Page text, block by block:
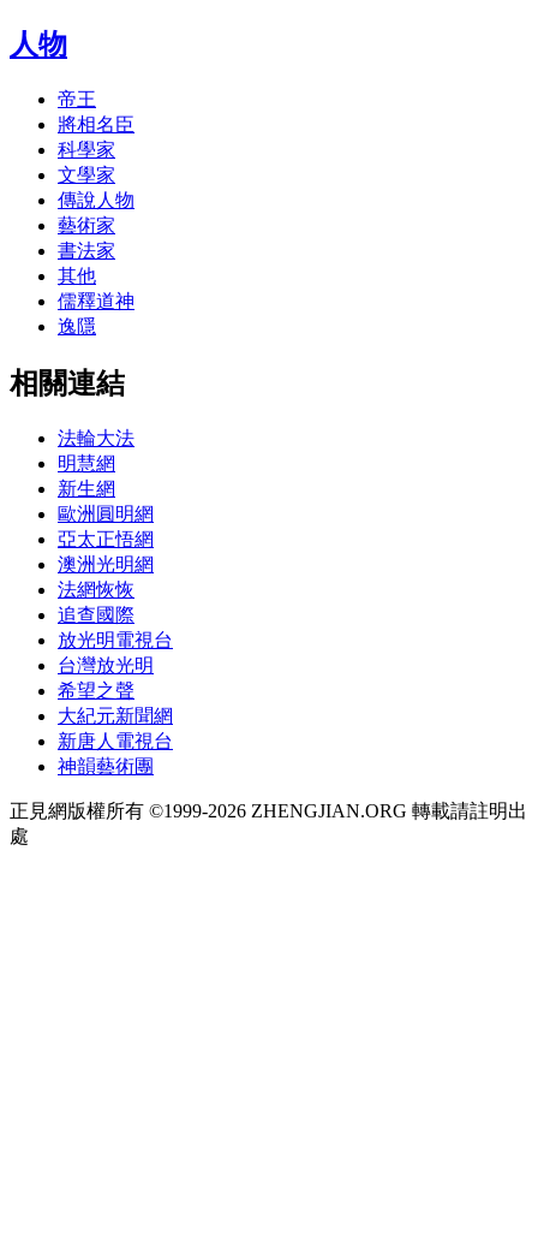
人物
帝王
將相名臣
科學家
文學家
傳說人物
藝術家
書法家
其他
儒釋道神
逸隱
相關連結
法輪大法
明慧網
新生網
歐洲圓明網
亞太正悟網
澳洲光明網
法網恢恢
追查國際
放光明電視台
台灣放光明
希望之聲
大紀元新聞網
新唐人電視台
神韻藝術團
正見網版權所有 ©1999-2026 ZHENGJIAN.ORG 轉載請註明出
處